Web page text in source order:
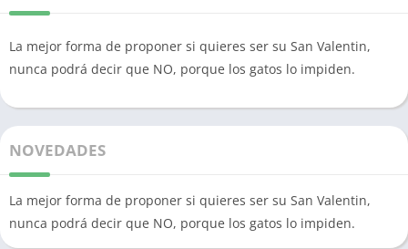
La mejor forma de proponer si quieres ser su San Valentin,
nunca podrá decir que NO, porque los gatos lo impiden.
NOVEDADES
La mejor forma de proponer si quieres ser su San Valentin,
nunca podrá decir que NO, porque los gatos lo impiden.